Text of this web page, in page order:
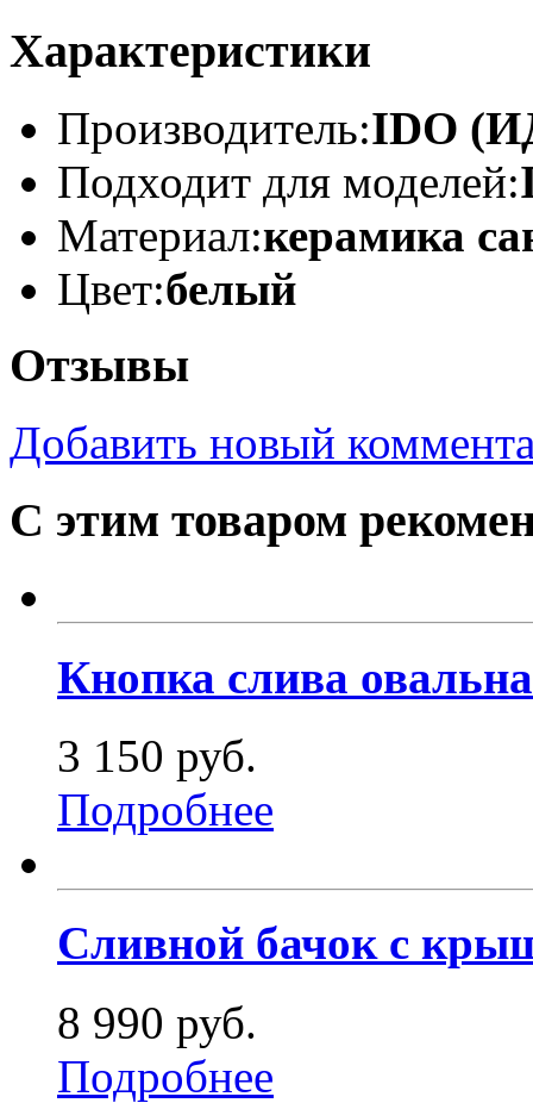
Характеристики
Производитель:IDO
Подходит для моделей:
Материал:керамика
Цвет:белый
Отзывы
Добавить новый
С этим товаром
Кнопка слива
3 150 руб.
Подробнее
Сливной бачок с
8 990 руб.
Подробнее